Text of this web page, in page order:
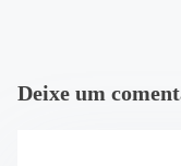
Deixe um